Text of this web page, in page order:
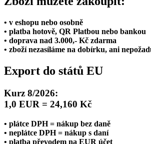
• v eshopu nebo osobně
• platba hotově, QR Platbou nebo bankou
• doprava nad 3.000,- Kč zdarma
• zboží nezasíláme na dobírku, ani
Export do států EU
Kurz 8/2026:
1,0 EUR = 24,160 Kč
• plátce DPH = nákup bez daně
• neplátce DPH = nákup s daní
• platba převodem na EUR účet